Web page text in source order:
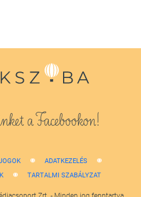
a Facebookon!
ADATKEZELÉS
TARTALMI SZABÁLYZAT